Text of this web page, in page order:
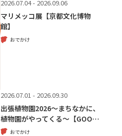
2026.07.04 - 2026.09.06
マリメッコ展【京都文化博物
館】
おでかけ
2026.07.01 - 2026.09.30
出張植物園2026～まちなかに、
植物園がやってくる～【GOO…
おでかけ